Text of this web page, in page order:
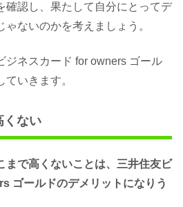
確認し、果たして自分にとってデ
ないのかを考えましょう。
ジネスカード for owners ゴール
ていきます。
くない
まで高くないことは、三井住友ビ
ゴールドのデメリットになりう